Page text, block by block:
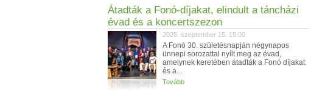
Átadták a Fonó-díjakat, elindult a táncházi
évad és a koncertszezon
2025. szeptember 15. 15:00
A Fonó 30. születésnapján négynapos
ünnepi sorozattal nyílt meg az évad,
amelynek keretében átadták a Fonó díjakat
és a...
Tovább